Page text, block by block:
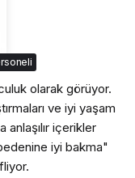
olarak görüyor.
ve iyi yaşam
anlaşılır içerikler
iyi bakma"